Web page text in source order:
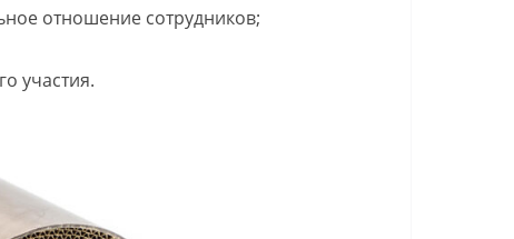
отношение сотрудников;
участия.